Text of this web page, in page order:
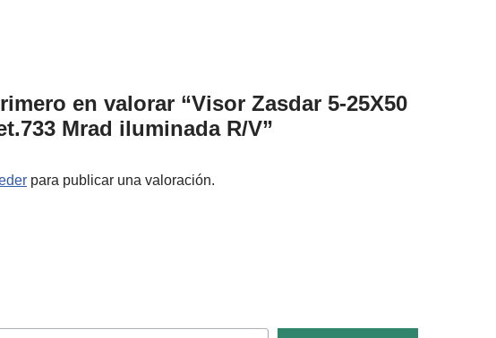
en valorar “Visor Zasdar 5-25X50
Mrad iluminada R/V”
para publicar una valoración.